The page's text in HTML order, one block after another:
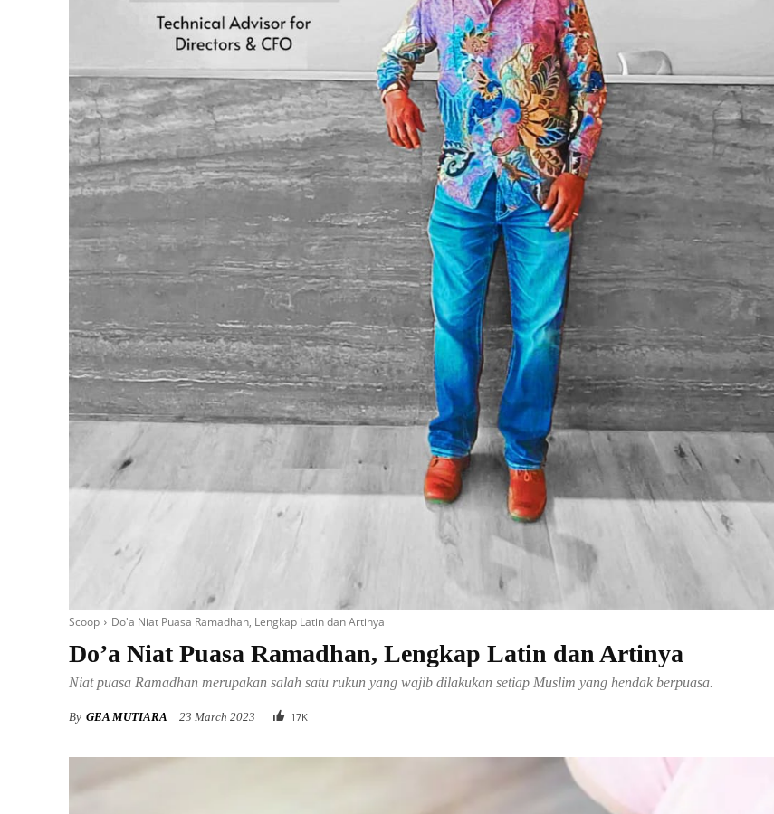
Scoop Do'a Niat Puasa Ramadhan, Lengkap Latin dan Artinya
Do’a Niat Puasa Ramadhan, Lengkap Latin dan Artinya
Niat puasa Ramadhan merupakan salah satu rukun yang wajib dilakukan setiap Muslim yang hendak berpuasa.
By GEA MUTIARA 23 March 2023 17K